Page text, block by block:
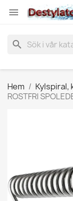

search
Hem Kylspiral,
ROSTFRI